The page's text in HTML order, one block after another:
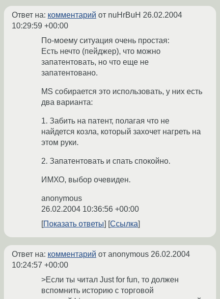
Ответ на: комментарий от nuHrBuH 26.02.2004
10:29:59 +00:00
По-моему ситуация очень простая:
Есть нечто (пейджер), что можно
запатентовать, но что еще не
запатентовано.
MS собирается это использовать, у них есть
два варианта:
1. Забить на патент, полагая что не
найдется козла, который захочет нагреть на
этом руки.
2. Запатентовать и спать спокойно.
ИМХО, выбор очевиден.
anonymous
26.02.2004 10:36:56 +00:00
Показать ответы
Ссылка
Ответ на: комментарий от anonymous 26.02.2004
10:24:57 +00:00
>Если ты читал Just for fun, то должен
вспомнить историю с торговой